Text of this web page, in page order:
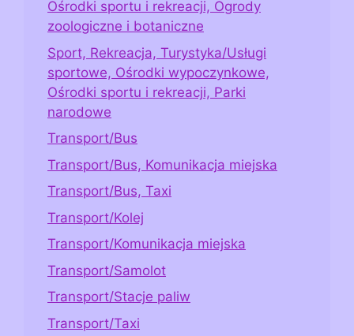
Ośrodki sportu i rekreacji, Ogrody
zoologiczne i botaniczne
Sport, Rekreacja, Turystyka/Usługi
sportowe, Ośrodki wypoczynkowe,
Ośrodki sportu i rekreacji, Parki
narodowe
Transport/Bus
Transport/Bus, Komunikacja miejska
Transport/Bus, Taxi
Transport/Kolej
Transport/Komunikacja miejska
Transport/Samolot
Transport/Stacje paliw
Transport/Taxi